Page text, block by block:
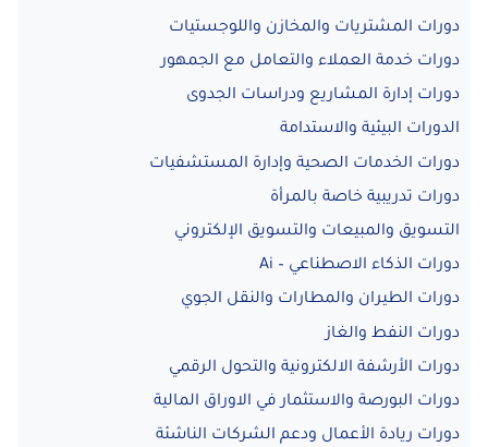
دورات المشتريات والمخازن واللوجستيات
دورات خدمة العملاء والتعامل مع الجمهور
دورات إدارة المشاريع ودراسات الجدوى
الدورات البيئية والاستدامة
دورات الخدمات الصحية وإدارة المستشفيات
دورات تدريبية خاصة بالمرأة
التسويق والمبيعات والتسويق الإلكتروني
دورات الذكاء الاصطناعي – Ai
دورات الطيران والمطارات والنقل الجوي
دورات النفط والغاز
دورات الأرشفة الالكترونية والتحول الرقمي
دورات البورصة والاستثمار في الاوراق المالية
دورات ريادة الأعمال ودعم الشركات الناشئة